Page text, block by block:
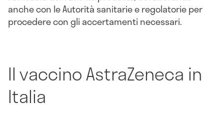
anche con le Autorità sanitarie e regolatorie per
procedere con gli accertamenti necessari.
Il vaccino AstraZeneca in
Italia